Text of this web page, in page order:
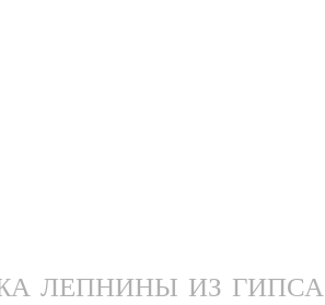
ЛЕПНИНЫ ИЗ ГИПСА